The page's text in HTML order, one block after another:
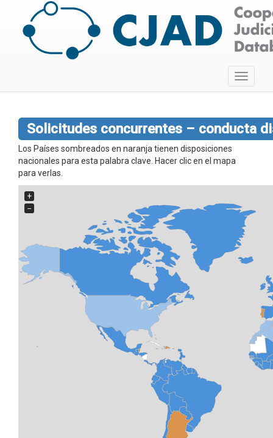
Toggle
Solicitudes concurrentes – conducta
Los Países sombreados en naranja tienen disposiciones
nacionales para esta palabra clave. Hacer clic en el mapa
para verlas.
+
−